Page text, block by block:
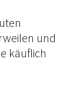
und
käuflich